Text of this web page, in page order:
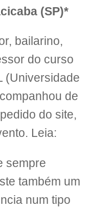
(SP)*
bailarino,
do curso
(Universidade
de
do site,
Leia:
sempre
também um
num tipo